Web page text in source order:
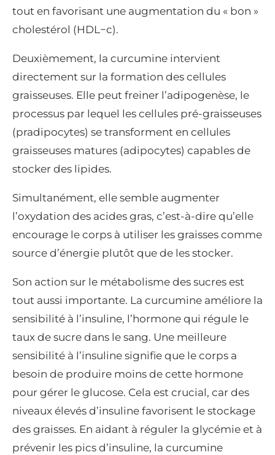
tout en favorisant une augmentation du « bon »
cholestérol (HDL−c).
Deuxièmement, la curcumine intervient
directement sur la formation des cellules
graisseuses. Elle peut freiner l’adipogenèse, le
processus par lequel les cellules pré-graisseuses
(pradipocytes) se transforment en cellules
graisseuses matures (adipocytes) capables de
stocker des lipides.
Simultanément, elle semble augmenter
l’oxydation des acides gras, c’est-à-dire qu’elle
encourage le corps à utiliser les graisses comme
source d’énergie plutôt que de les stocker.
Son action sur le métabolisme des sucres est
tout aussi importante. La curcumine améliore la
sensibilité à l’insuline, l’hormone qui régule le
taux de sucre dans le sang. Une meilleure
sensibilité à l’insuline signifie que le corps a
besoin de produire moins de cette hormone
pour gérer le glucose. Cela est crucial, car des
niveaux élevés d’insuline favorisent le stockage
des graisses. En aidant à réguler la glycémie et à
prévenir les pics d’insuline, la curcumine